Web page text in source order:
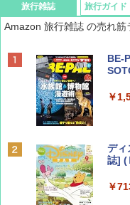
旅行雑誌
Amazon 旅行雑誌 の売れ筋
BE-
￥
デ
誌] (
￥
旅行ガイド